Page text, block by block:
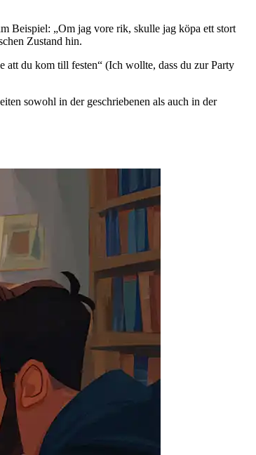
Beispiel: „Om jag vore rik, skulle jag köpa ett stort
Zustand hin.
att du kom till festen“ (Ich wollte, dass du zur Party
sowohl in der geschriebenen als auch in der